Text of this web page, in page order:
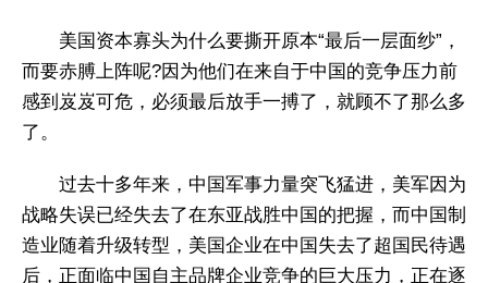
美国资本寡头为什么要撕开原本“最后一层面纱”，
而要赤膊上阵呢?因为他们在来自于中国的竞争压力前
感到岌岌可危，必须最后放手一搏了，就顾不了那么多
了。
过去十多年来，中国军事力量突飞猛进，美军因为
战略失误已经失去了在东亚战胜中国的把握，而中国制
造业随着升级转型，美国企业在中国失去了超国民待遇
后，正面临中国自主品牌企业竞争的巨大压力，正在逐